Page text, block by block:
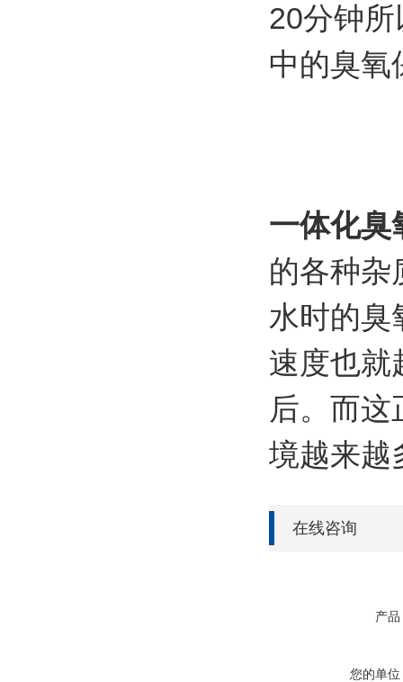
20分钟
中的臭氧
一体化臭
的各种杂
水时的臭
速度也就
后。而
境越来越
在线咨询
产品
您的单位